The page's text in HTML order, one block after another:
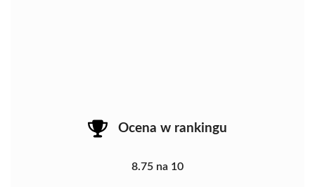
Ocena w rankingu
8.75 na 10